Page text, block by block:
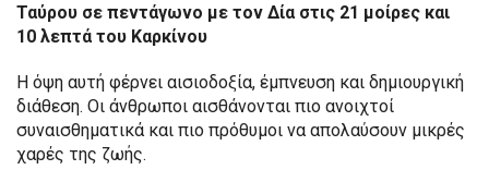
Ταύρου σε πεντάγωνο με τον Δία στις 21 μοίρες και
10 λεπτά του Καρκίνου
Η όψη αυτή φέρνει αισιοδοξία, έμπνευση και δημιουργική
διάθεση. Οι άνθρωποι αισθάνονται πιο ανοιχτοί
συναισθηματικά και πιο πρόθυμοι να απολαύσουν μικρές
χαρές της ζωής.